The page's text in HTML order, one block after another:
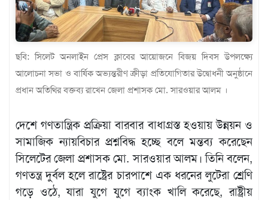
অর্থনীতি
মতামত
অন্যান্য
লাইফস্টাইল
ছবি: সিলেট অনলাইন প্রেস ক্লাবের আয়োজনে বিজয় দিবস উপলক্ষ্যে
আলোচনা সভা ও বার্ষিক অভ্যন্তরীণ ক্রীড়া প্রতিযোগিতার উদ্বোধনী অনুষ্ঠানে
প্রধান অতিথির বক্তব্য রাখেন জেলা প্রশাসক মো. সারওয়ার আলম ।
দেশে গণতান্ত্রিক প্রক্রিয়া বারবার বাধাগ্রস্ত হওয়ায় উন্নয়ন ও
সামাজিক ন্যায়বিচার প্রশ্নবিদ্ধ হচ্ছে বলে মন্তব্য করেছেন
সিলেটের জেলা প্রশাসক মো. সারওয়ার আলম। তিনি বলেন,
গণতন্ত্র দুর্বল হলে রাষ্ট্রের চারপাশে এক ধরনের লুটেরা শ্রেণি
গড়ে ওঠে, যারা যুগে যুগে ব্যাংক খালি করেছে, রাষ্ট্রীয়